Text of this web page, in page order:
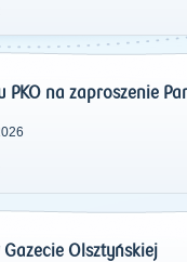
PKO na zaproszenie
Gazecie Olsztyńskiej